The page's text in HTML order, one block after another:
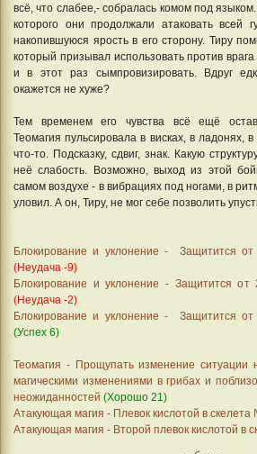
всё, что слабее,- собралась комом под
которого они продолжали атаковать всей
накопившуюся ярость в его сторону. Тиру
который призывал использовать против
и в этот раз сымпровизировать. Вдруг
окажется не хуже?
Тем временем его чувства всё ещё
Теомагия пульсировала в висках, в ладонях,
что-то. Подсказку, сдвиг, знак. Какую
неё слабость. Возможно, выход из этой
самом воздухе - в вибрациях под ногами, в
уловил. А он, Тиру, не мог себе позволить
Блокирование и уклонение - Защитится
(Неудача -9)
Блокирование и уклонение - Защитится
(Неудача -2)
Блокирование и уклонение - Защитится
(Успех 6)
Теомагия - Прощупать изменение
магическими изменениями в грибах и
неожиданностей (Хорошо 21)
Атакующая магия - Плевок кислотой в
Атакующая магия - Второй плевок кислотой в